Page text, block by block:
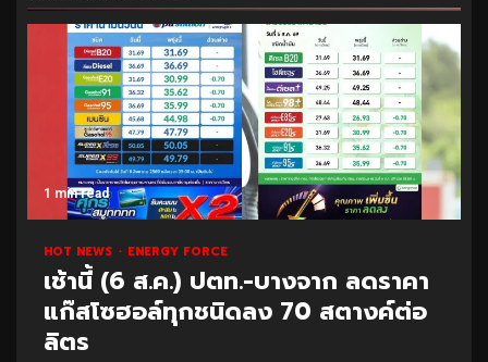
1 min read
HOT NEWS ENERGY FORCE
เช้านี้ (6 ส.ค.) ปตท.-บางจาก ลดราคา
แก๊สโซฮอล์ทุกชนิดลง 70 สตางค์ต่อ
ลิตร